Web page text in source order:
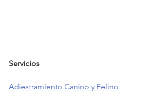
Servicios
Adiestramiento Canino y Felino